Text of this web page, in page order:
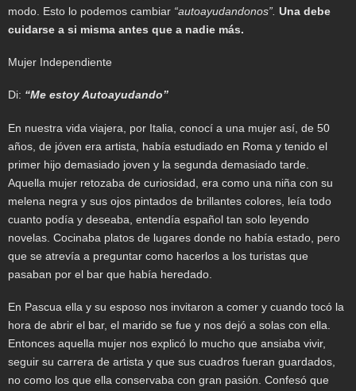
modo. Esto lo podemos cambiar “autoayudandonos”. Una debe
cuidarse a si misma antes que a nadie más.
Mujer Independiente
Di: “Me estoy Autoayudando”
En nuestra vida viajera, por Italia, conocí a una mujer así, de 50
años, de jóven era artista, había estudiado en Roma y tenido el
primer hijo demasiado joven y la segunda demasiado tarde.
Aquella mujer retozaba de curiosidad, era como una niña con su
melena negra y sus ojos pintados de brillantes colores, leía todo
cuanto podía y deseaba, entendía español tan solo leyendo
novelas. Cocinaba platos de lugares donde no había estado, pero
que se atrevía a preguntar como hacerlos a los turistas que
pasaban por el bar que había heredado.
En Pascua ella y su esposo nos invitaron a comer y cuando tocó la
hora de abrir el bar, el marido se fue y nos dejó a solas con ella.
Entonces aquella mujer nos explicó lo mucho que ansiaba vivir,
seguir su carrera de artista y que sus cuadros fueran guardados,
no como los que ella conservaba con gran pasión. Confesó que